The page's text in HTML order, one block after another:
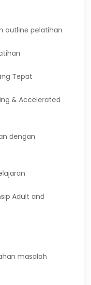
outline pelatihan
Tepat
& Accelerated
dengan
Adult and
masalah